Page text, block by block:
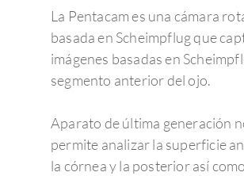
La Pentacam es una cámara
basada en Scheimpflug que
imágenes basadas en
segmento anterior del ojo.
Aparato de última generación
permite analizar la superficie
la córnea y la posterior así